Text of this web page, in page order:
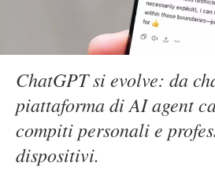
ChatGPT si evolve: da
piattaforma di AI agent
compiti personali e
dispositivi.